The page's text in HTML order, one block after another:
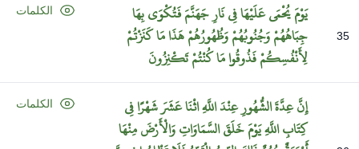
35
يَوْمَيُحْمَىعَلَيْهَافِينَارِجَهَنَّمَفَتُكْوَىبِهَا
جِبَاهُهُمْوَجُنُوبُهُمْوَظُهُورُهُمْهَذَامَاكَنَزْتُمْ
لِأَنْفُسِكُمْفَذُوقُوامَاكُنْتُمْتَكْنِزُونَ
الكلمات
إِنَّعِدَّةَالشُّهُورِعِنْدَاللَّهِاثْنَاعَشَرَشَهْرًافِي
كِتَابِاللَّهِيَوْمَخَلَقَالسَّمَاوَاتِوَالْأَرْضَمِنْهَا
الكلمات